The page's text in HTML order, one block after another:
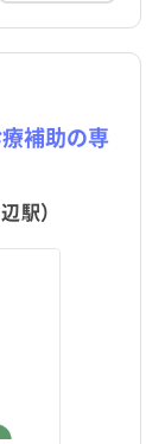
補助の専
駅）